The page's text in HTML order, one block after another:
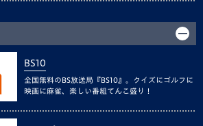
BS10
全国無料のBS放送局『BS10』。クイズにゴルフに
映画に麻雀、楽しい番組てんこ盛り！